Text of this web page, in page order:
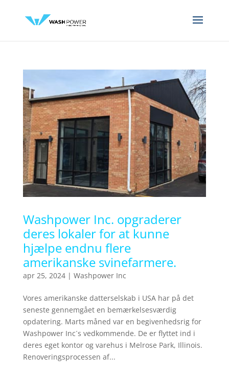
Washpower Inc. opgraderer
deres lokaler for at kunne
hjælpe endnu flere
amerikanske svinefarmere.
apr 25, 2024| Washpower Inc
Vores amerikanske datterselskab i USA har på det
seneste gennemgået en bemærkelsesværdig
opdatering. Marts måned var en begivenhedsrig for
Washpower Inc´s vedkommende. De er flyttet ind i
deres eget kontor og varehus i Melrose Park, Illinois.
Renoveringsprocessen af...